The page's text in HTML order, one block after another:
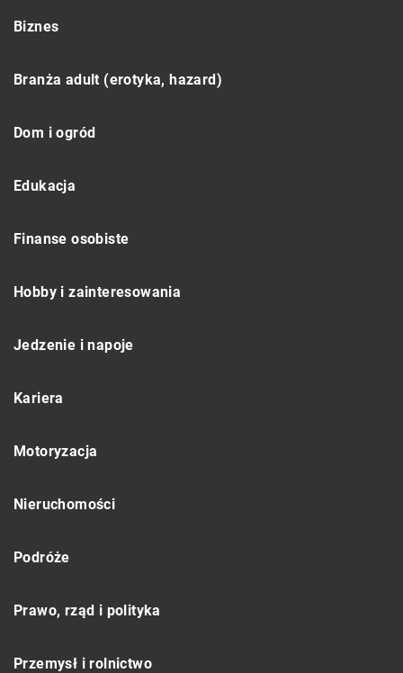
Biznes
Branża adult (erotyka, hazard)
Dom i ogród
Edukacja
Finanse osobiste
Hobby i zainteresowania
Jedzenie i napoje
Kariera
Motoryzacja
Nieruchomości
Podróże
Prawo, rząd i polityka
Przemysł i rolnictwo